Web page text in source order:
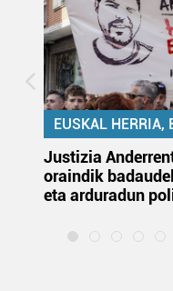
EUSKAL HERRIA,
Justizia
oraindik
eta arduradun